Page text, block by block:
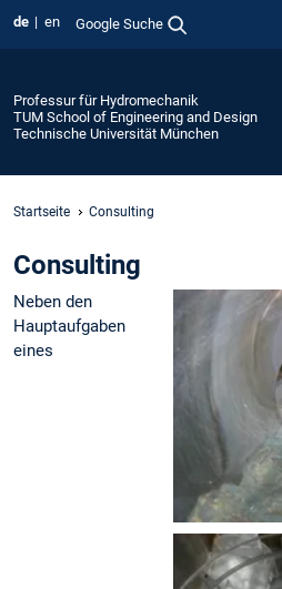
de en Google Suche
Professur für Hydromechanik
TUM School of Engineering and Design
Technische Universität München
Startseite Consulting
Consulting
Neben den
Hauptaufgaben
eines